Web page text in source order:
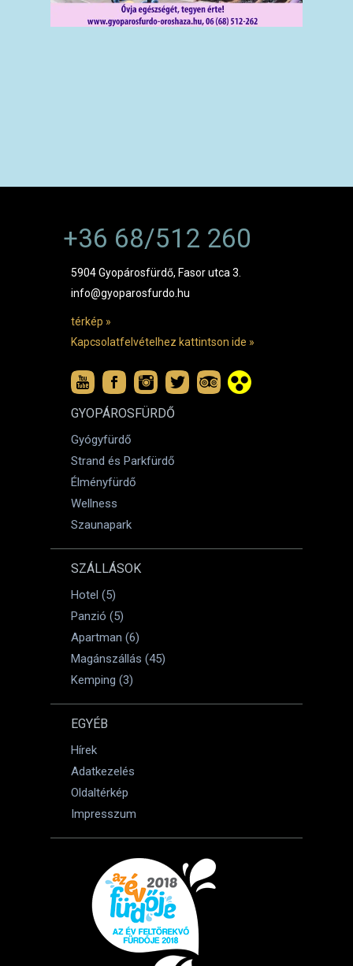
+36 68/512 260
5904 Gyopárosfürdő, Fasor utca 3.
info@gyoparosfurdo.hu
térkép »
Kapcsolatfelvételhez kattintson ide »
GYOPÁROSFÜRDŐ
Gyógyfürdő
Strand és Parkfürdő
Élményfürdő
Wellness
Szaunapark
SZÁLLÁSOK
Hotel (5)
Panzió (5)
Apartman (6)
Magánszállás (45)
Kemping (3)
EGYÉB
Hírek
Adatkezelés
Oldaltérkép
Impresszum